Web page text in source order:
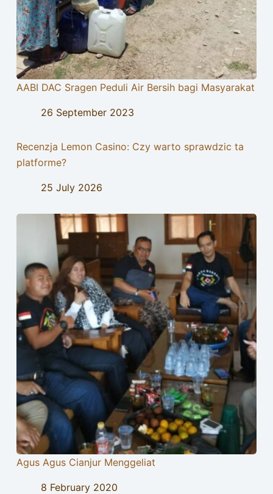
AABI DAC Sragen Peduli Air Bersih bagi Masyarakat
26 September 2023
Recenzja Lemon Casino: Czy warto sprawdzic ta
platforme?
25 July 2026
Agus Agus Cianjur Menggeliat
8 February 2020